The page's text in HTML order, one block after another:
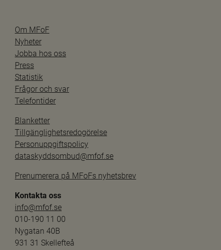
Om MFoF
Nyheter
Jobba hos oss
Press
Statistik
Frågor och svar
Telefontider
Blanketter
Tillgänglighetsredogörelse
Personuppgiftspolicy
dataskyddsombud@mfof.se
Prenumerera på MFoFs nyhetsbrev
Kontakta oss
info@mfof.se
010-190 11 00
Nygatan 40B
931 31 Skellefteå